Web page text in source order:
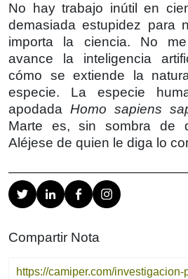
No hay trabajo inútil en
demasiada estupidez para
importa la ciencia. No
avance la inteligencia
cómo se extiende la
especie. La especie
apodada Homo sapiens
Marte es, sin sombra de
Aléjese de quien le diga lo
Compartir Nota
https://camiper.com/investigacion-